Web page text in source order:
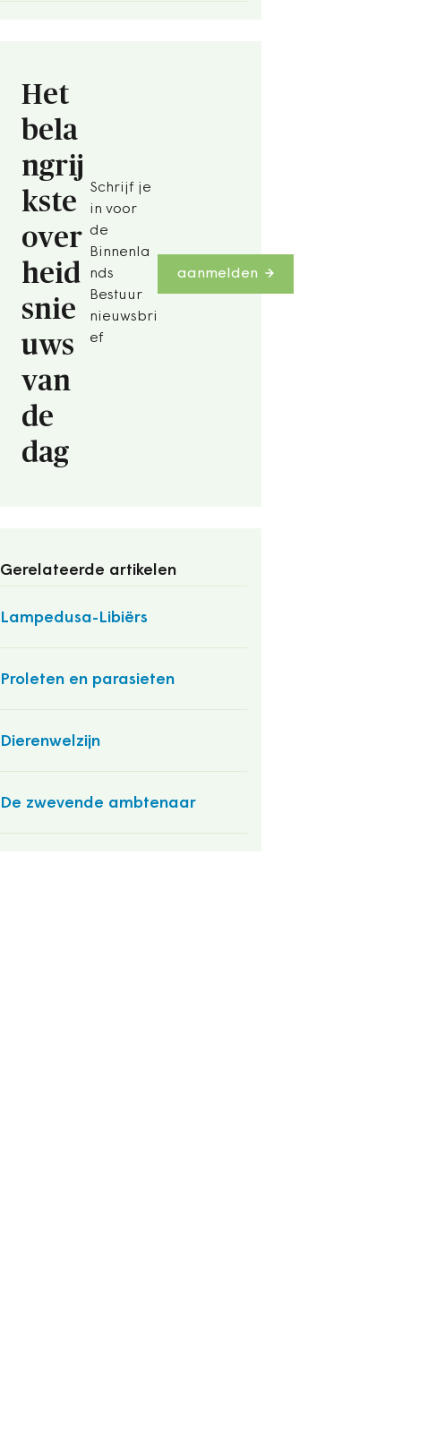
Het
bela
ngrij
kste
over
heid
snie
uws
van
de
dag
Schrijf je
in voor
de
Binnenla
nds
Bestuur
nieuwsbri
ef
aanmelden
Gerelateerde artikelen
Lampedusa-Libiërs
Proleten en parasieten
Dierenwelzijn
De zwevende ambtenaar